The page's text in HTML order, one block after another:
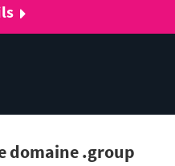
domaine .group